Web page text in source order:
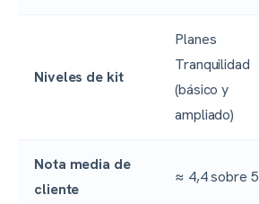
Niveles de kit
Planes
Tranquilidad
(básico y
ampliado)
Nota media de
cliente
≈ 4,4 sobre 5